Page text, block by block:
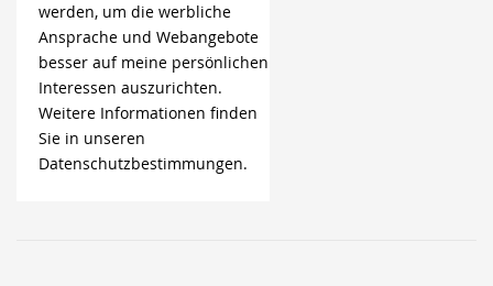
werden, um die werbliche
Ansprache und Webangebote
besser auf meine persönlichen
Interessen auszurichten.
Weitere Informationen finden
Sie in unseren
Datenschutzbestimmungen.